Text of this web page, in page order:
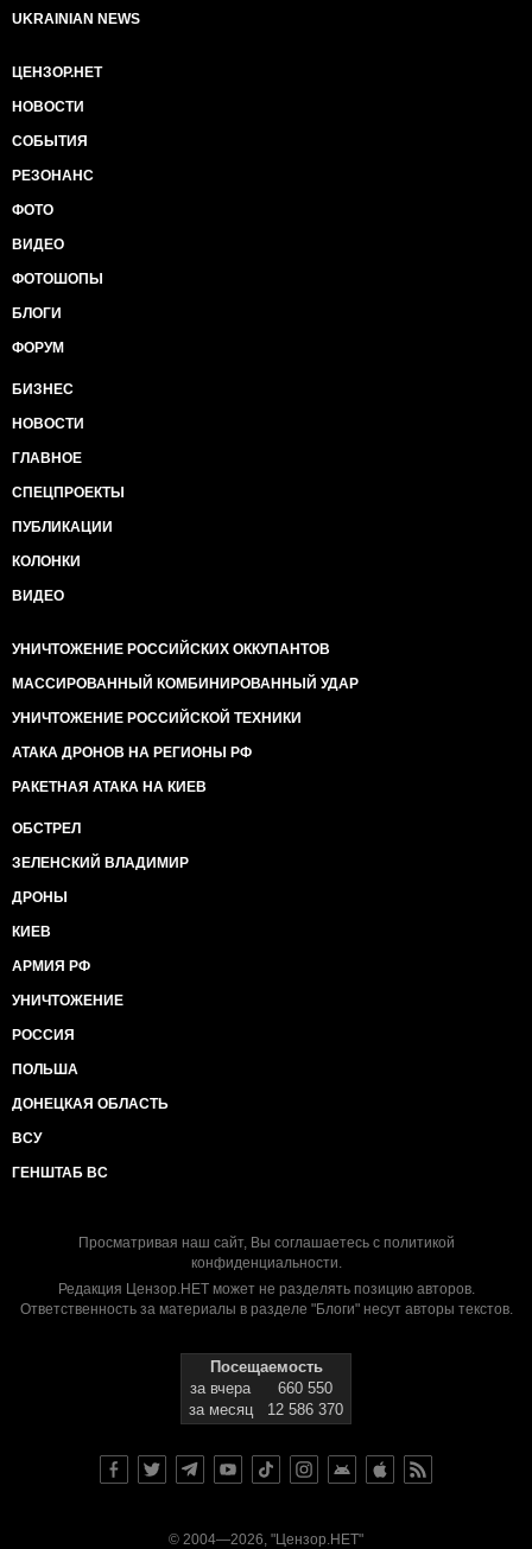
UKRAINIAN NEWS
ЦЕНЗОР.НЕТ
НОВОСТИ
СОБЫТИЯ
РЕЗОНАНС
ФОТО
ВИДЕО
ФОТОШОПЫ
БЛОГИ
ФОРУМ
БИЗНЕС
НОВОСТИ
ГЛАВНОЕ
СПЕЦПРОЕКТЫ
ПУБЛИКАЦИИ
КОЛОНКИ
ВИДЕО
УНИЧТОЖЕНИЕ РОССИЙСКИХ ОККУПАНТОВ
МАССИРОВАННЫЙ КОМБИНИРОВАННЫЙ УДАР
УНИЧТОЖЕНИЕ РОССИЙСКОЙ ТЕХНИКИ
АТАКА ДРОНОВ НА РЕГИОНЫ РФ
РАКЕТНАЯ АТАКА НА КИЕВ
ОБСТРЕЛ
ЗЕЛЕНСКИЙ ВЛАДИМИР
ДРОНЫ
КИЕВ
АРМИЯ РФ
УНИЧТОЖЕНИЕ
РОССИЯ
ПОЛЬША
ДОНЕЦКАЯ ОБЛАСТЬ
ВСУ
ГЕНШТАБ ВС
Просматривая наш сайт, Вы соглашаетесь с политикой
конфиденциальности.
Редакция Цензор.НЕТ может не разделять позицию авторов.
Ответственность за материалы в разделе "Блоги" несут авторы текстов.
Посещаемость
за вчера
660 550
за месяц
12 586 370
© 2004—2026, "Цензор.НЕТ"